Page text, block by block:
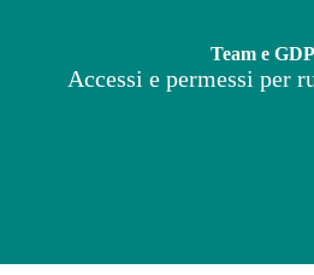
Team e
Accessi e permessi per